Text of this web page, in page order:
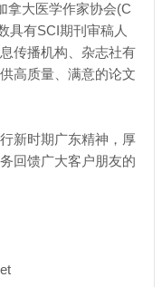
拿大医学作家协会(C
具有SCI期刊审稿人
传播机构、杂志社有
高质量、满意的论文
新时期广东精神，厚
回馈广大客户朋友的